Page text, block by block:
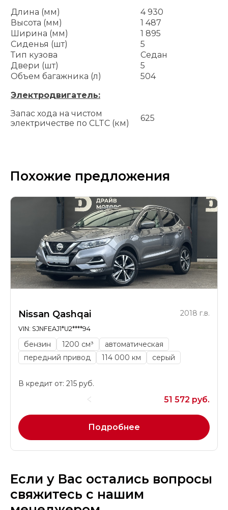
Длина (мм)
4 930
Высота (мм)
1 487
Ширина (мм)
1 895
Сиденья (шт)
5
Тип кузова
Седан
Двери (шт)
5
Объем багажника (л)
504
Электродвигатель:
Запас хода на чистом
электричестве по CLTC (км)
625
Похожие предложения
Nissan Qashqai 2018 г.в.
VIN: SJNFEAJ1*U2****94
бензин 1200 см³
автоматическая
передний привод
114 000 км серый
В кредит от: 215 руб.
51 572 руб.
Подробнее
Если у Вас остались вопросы
свяжитесь с нашим